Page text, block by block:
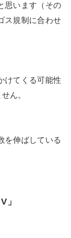
思います（その
ス規制に合わせ
けてくる可能性
ん。
を伸ばしている
」